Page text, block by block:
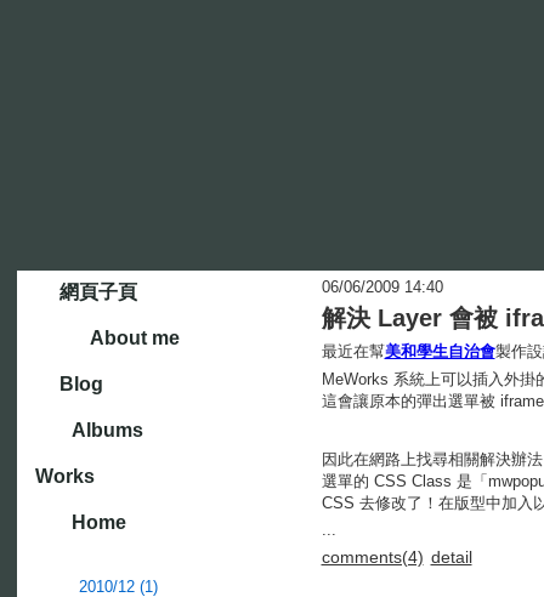
網頁子頁
About me
Blog
Albums
Works
Home
2010/12 (1)
06/06/2009 14:40
解決 Layer 會被
最近在幫美和學生自治會製作
MeWorks 系統上可以插入外
這會讓原本的彈出選單被
因此在網路上找尋相關解決辦
選單的 CSS Class 是「
CSS 去修改了！在版型中加入
...
comments(4) detail